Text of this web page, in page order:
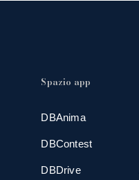
Spazio app
DBAnima
DBContest
DBDrive